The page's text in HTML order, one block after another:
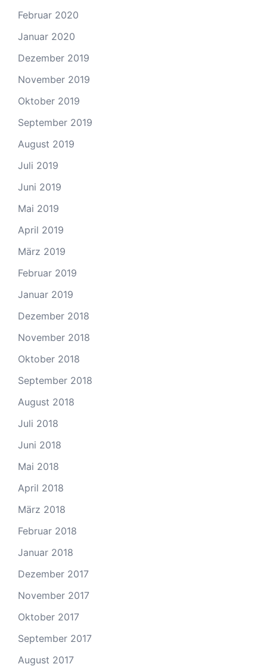
Februar 2020
Januar 2020
Dezember 2019
November 2019
Oktober 2019
September 2019
August 2019
Juli 2019
Juni 2019
Mai 2019
April 2019
März 2019
Februar 2019
Januar 2019
Dezember 2018
November 2018
Oktober 2018
September 2018
August 2018
Juli 2018
Juni 2018
Mai 2018
April 2018
März 2018
Februar 2018
Januar 2018
Dezember 2017
November 2017
Oktober 2017
September 2017
August 2017